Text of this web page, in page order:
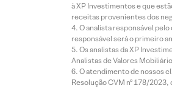
à XP Investimentos e que
receitas provenientes dos
O analista responsável
responsável será o primeiro
Os analistas da XP
Analistas de Valores
O atendimento de nossos
Resolução CVM nº 178/